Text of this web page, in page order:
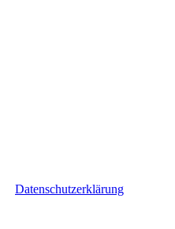
Datenschutzerklärung